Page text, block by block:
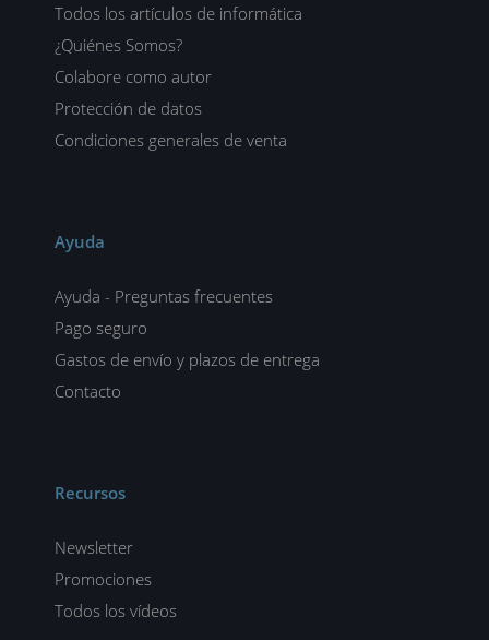
Todos los artículos de informática
¿Quiénes Somos?
Colabore como autor
Protección de datos
Condiciones generales de venta
Ayuda
Ayuda - Preguntas frecuentes
Pago seguro
Gastos de envío y plazos de entrega
Contacto
Recursos
Newsletter
Promociones
Todos los vídeos